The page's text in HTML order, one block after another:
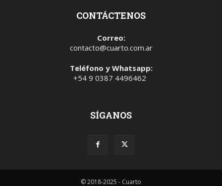
CONTÁCTENOS
Correo:
contacto@cuarto.com.ar
Teléfono y Whatsapp:
+54 9 0387 4496462
SÍGANOS
© 2018-2025 - Cuarto